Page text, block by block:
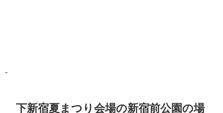
-
下新宿夏まつり会場の新宿前公園の場